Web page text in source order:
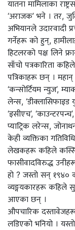
यातना मामिलाका
‘अराजक’ भने । तर,
अभियानले उदारवादी
गर्नेहरू को हुन्,
हिटलरको पक्ष लिने
साँचो पत्रकारिता
पत्रिकाहरू छन् । महान्
‘कन्सोर्टियम न्युज’,
लेन्स, ‘डीक्लासिफाइड
‘इसीएच’,
प्याट्रिक लरेन्स,
केही व्यक्तिका
लेखकहरू कहिले
फासीवादविरुद्ध
हो ? जस्तो सन् १९४०
व्यङ्गयकारहरू कहिले
आएका छन् ।
औपचारिक
लडिएको भनियो ।